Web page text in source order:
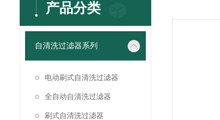
产品分类
自清洗过滤器系列
电动刷式自清洗过滤器
全自动自清洗过滤器
刷式自清洗过滤器